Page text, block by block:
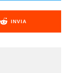
INVIA